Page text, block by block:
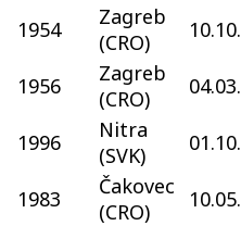
1954
Zagreb
(CRO)
1956
Zagreb
(CRO)
1996
Nitra
(SVK)
1983
Čakovec
(CRO)